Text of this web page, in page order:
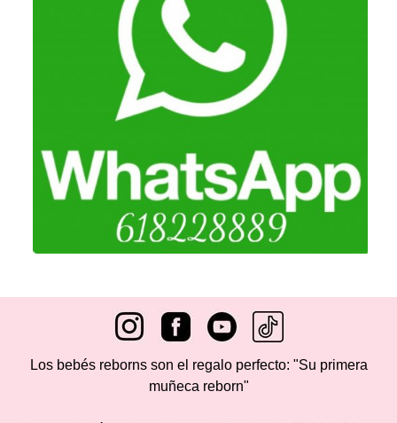
Los bebés reborns son el regalo perfecto: "Su primera
muñeca reborn"